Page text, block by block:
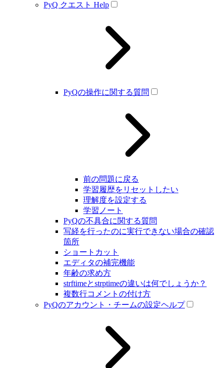
PyQ クエスト Help
PyQの操作に関する質問
前の問題に戻る
学習履歴をリセットしたい
理解度を設定する
学習ノート
PyQの不具合に関する質問
写経を行ったのに実行できない場合の確認
箇所
ショートカット
エディタの補完機能
年齢の求め方
strftimeとstrptimeの違いは何でしょうか？
複数行コメントの付け方
PyQのアカウント・チームの設定ヘルプ